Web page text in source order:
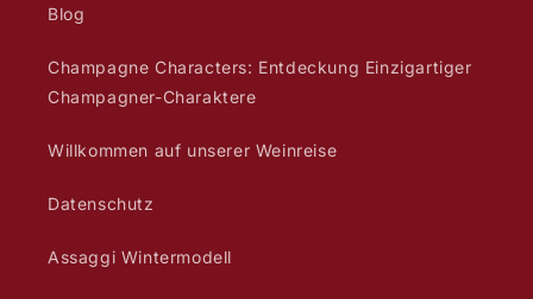
Blog
Champagne Characters: Entdeckung Einzigartiger
Champagner-Charaktere
Willkommen auf unserer Weinreise
Datenschutz
Assaggi Wintermodell